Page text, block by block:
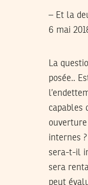
– Et la
6 mai
La
posée..
capables
internes
sera-t-il
sera
peut